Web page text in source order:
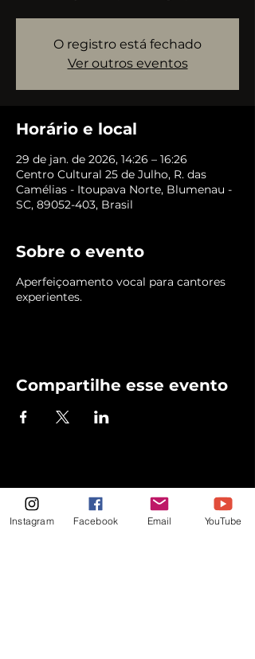
O registro está fechado
Ver outros eventos
Horário e local
29 de jan. de 2026, 14:26 – 16:26
Centro Cultural 25 de Julho, R. das
Camélias - Itoupava Norte, Blumenau -
SC, 89052-403, Brasil
Sobre o evento
Aperfeiçoamento vocal para cantores
experientes.
Compartilhe esse evento
Instagram Facebook Email YouTube